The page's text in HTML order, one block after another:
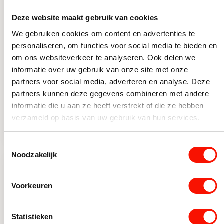
Deze website maakt gebruik van cookies
We gebruiken cookies om content en advertenties te
personaliseren, om functies voor social media te bieden en
om ons websiteverkeer te analyseren. Ook delen we
informatie over uw gebruik van onze site met onze
partners voor social media, adverteren en analyse. Deze
partners kunnen deze gegevens combineren met andere
informatie die u aan ze heeft verstrekt of die ze hebben
verzameld op basis van uw gebruik van hun services.
Noodzakelijk
Voorkeuren
Statistieken
Chique 4-lichts
plafondlamp zwart
met smoke glas
vierkant
Op voorraad
99,99
Oorspronkelijke prijs was: 99,99.
79,99
Huidige prijs is: 79,99.
Chique 4-lichts plafondlamp zwart met smoke glas
Chique 8-lichts
hanglamp zwart
met goud
Beperkt op voorraad
439,95
Oorspronkelijke prijs was:
Huidige prijs is: 299,95.
Chique 8-lichts hanglamp
-38%